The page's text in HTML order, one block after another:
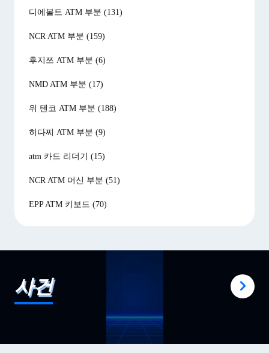
디에볼트 ATM 부분 (131)
NCR ATM 부분 (159)
후지쯔 ATM 부분 (6)
NMD ATM 부분 (17)
위 텐코 ATM 부분 (188)
히다찌 ATM 부분 (9)
atm 카드 리더기 (15)
NCR ATM 머신 부분 (51)
EPP ATM 키보드 (70)
사건